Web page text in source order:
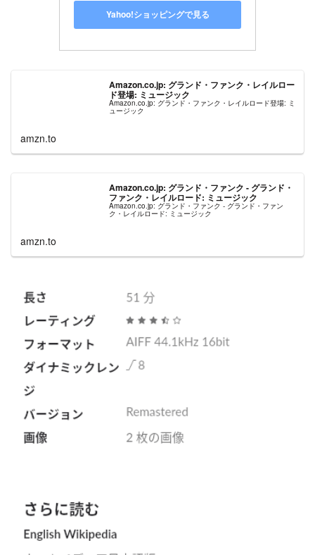
Yahoo!ショッピングで見る
Amazon.co.jp: グランド・ファンク・レイルロー
ド登場: ミュージック
Amazon.co.jp: グランド・ファンク・レイルロード登場: ミ
ュージック
amzn.to
Amazon.co.jp: グランド・ファンク - グランド・
ファンク・レイルロード: ミュージック
Amazon.co.jp: グランド・ファンク - グランド・ファン
ク・レイルロード: ミュージック
amzn.to